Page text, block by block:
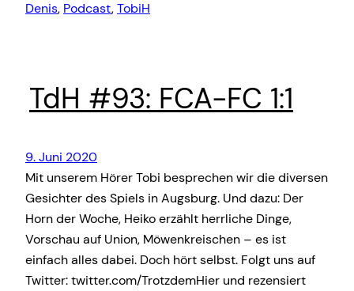
Denis, Podcast, TobiH
TdH #93: FCA-FC 1:1
9. Juni 2020
Mit unserem Hörer Tobi besprechen wir die diversen
Gesichter des Spiels in Augsburg. Und dazu: Der
Horn der Woche, Heiko erzählt herrliche Dinge,
Vorschau auf Union, Möwenkreischen – es ist
einfach alles dabei. Doch hört selbst. Folgt uns auf
Twitter: twitter.com/TrotzdemHier und rezensiert